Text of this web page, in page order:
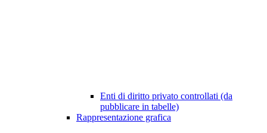
Enti di diritto privato controllati (da
pubblicare in tabelle)
Rappresentazione grafica